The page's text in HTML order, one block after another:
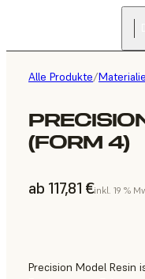
Alle Produkte/
(FORM 4)
ab 117,81 €inkl. 19 %
Precision Model Resin